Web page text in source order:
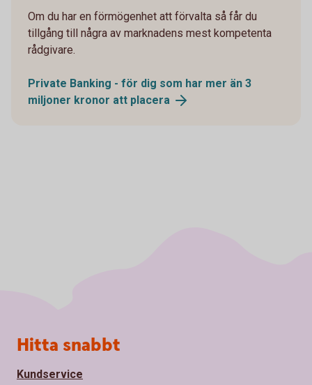
Om du har en förmögenhet att förvalta så får du
tillgång till några av marknadens mest kompetenta
rådgivare.
Private Banking - för dig som har mer än 3
miljoner kronor att placera
Sidfot
Hitta snabbt
Kundservice